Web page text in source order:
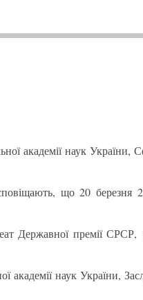
академії наук
що 20 березня
Державної премії
академії наук України,